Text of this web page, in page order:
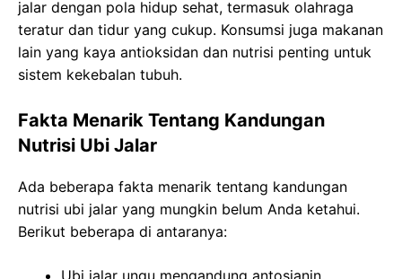
jalar dengan pola hidup sehat, termasuk olahraga
teratur dan tidur yang cukup. Konsumsi juga makanan
lain yang kaya antioksidan dan nutrisi penting untuk
sistem kekebalan tubuh.
Fakta Menarik Tentang Kandungan
Nutrisi Ubi Jalar
Ada beberapa fakta menarik tentang kandungan
nutrisi ubi jalar yang mungkin belum Anda ketahui.
Berikut beberapa di antaranya:
Ubi jalar ungu mengandung antosianin,